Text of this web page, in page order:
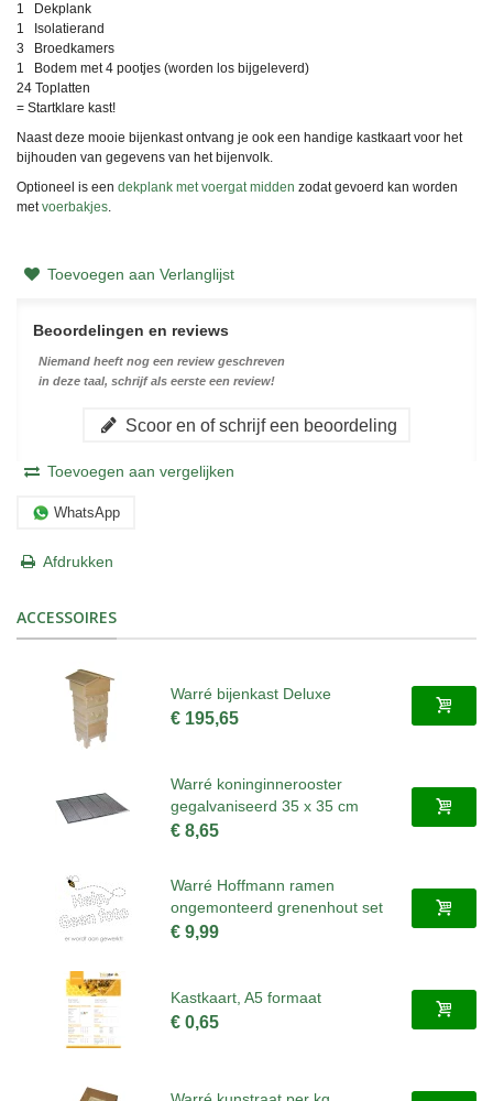
1 Dekplank
1 Isolatierand
3 Broedkamers
1 Bodem met 4 pootjes (worden los bijgeleverd)
24 Toplatten
= Startklare kast!
Naast deze mooie bijenkast ontvang je ook een handige kastkaart voor het
bijhouden van gegevens van het bijenvolk.
Optioneel is een dekplank met voergat midden zodat gevoerd kan worden
metvoerbakjes.
Toevoegen aan Verlanglijst
Beoordelingen en reviews
Niemand heeft nog een review geschreven
in deze taal, schrijf als eerste een review!
Scoor en of schrijf een beoordeling
Toevoegen aan vergelijken
WhatsApp
Afdrukken
ACCESSOIRES
Warré bijenkast Deluxe
€ 195,65
Warré koninginnerooster
gegalvaniseerd 35 x 35 cm
€ 8,65
Warré Hoffmann ramen
ongemonteerd grenenhout set
€ 9,99
Kastkaart, A5 formaat
€ 0,65